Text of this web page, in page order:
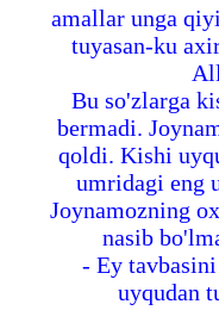
amallar unga
tuyasan-ku
Bu so'zlarga
bermadi.
qoldi. Kishi
umridagi eng
Joynamozning
nasib
- Ey
uyqudan